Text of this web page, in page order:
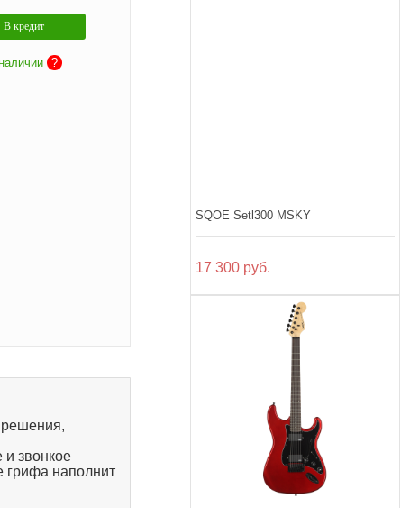
В кредит
?
SQOE Setl300 MSKY
17 300 руб.
решения,
звонкое
грифа наполнит